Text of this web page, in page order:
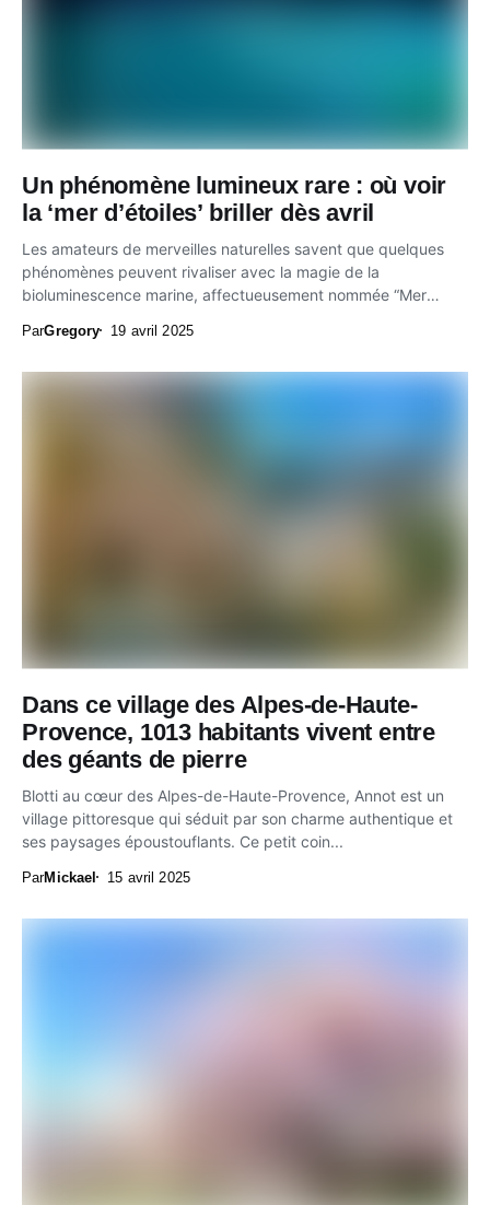
Un phénomène lumineux rare : où voir
la ‘mer d’étoiles’ briller dès avril
Les amateurs de merveilles naturelles savent que quelques
phénomènes peuvent rivaliser avec la magie de la
bioluminescence marine, affectueusement nommée “Mer
ParGregory 19 avril 2025
Dans ce village des Alpes-de-Haute-
Provence, 1013 habitants vivent entre
des géants de pierre
Blotti au cœur des Alpes-de-Haute-Provence, Annot est un
village pittoresque qui séduit par son charme authentique et
ses paysages époustouflants. Ce petit coin...
ParMickael 15 avril 2025